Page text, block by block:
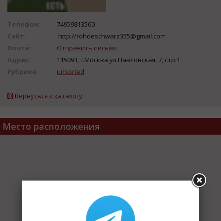
Телефон:
74959813560
Сайт:
http://rohdeschwarz355@gmail.com
Почта:
Отправить письмо
Адрес:
115093, г.Москва ул.Павловская, 7, стр.1
Рубрика:
unsorted
Вернуться к каталогу
Место расположения